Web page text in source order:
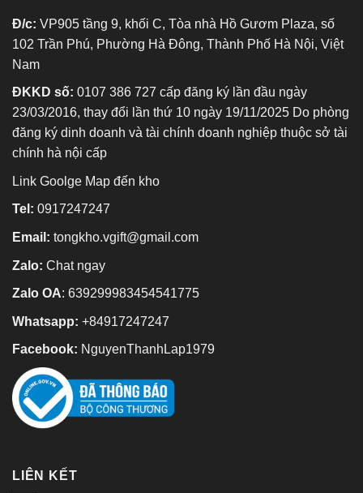
Đ/c: VP905 tầng 9, khối C, Tòa nhà Hồ Gươm Plaza, số
102 Trần Phú, Phường Hà Đông, Thành Phố Hà Nội, Việt
Nam
ĐKKD số: 0107 386 727 cấp đăng ký lần đầu ngày
23/03/2016, thay đổi lần thứ 10 ngày 19/11/2025 Do phòng
đăng ký dinh doanh và tài chính doanh nghiệp thuộc sở tài
chính hà nội cấp
Link Goolge Map đến kho
Tel: 0917247247
Email: tongkho.vgift@gmail.com
Zalo: Chat ngay
Zalo OA: 639299983454541775
Whatsapp: +84917247247
Facebook: NguyenThanhLap1979
LIÊN KẾT